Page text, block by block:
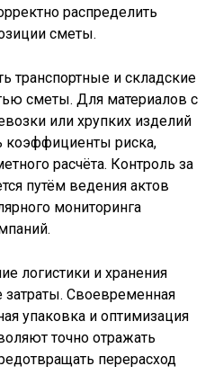
распределить
сметы.
транспортные и складские
сметы. Для материалов с
или хрупких изделий
коэффициенты риска,
расчёта. Контроль за
путём ведения актов
мониторинга
логистики и хранения
Своевременная
упаковка и оптимизация
точно отражать
перерасход